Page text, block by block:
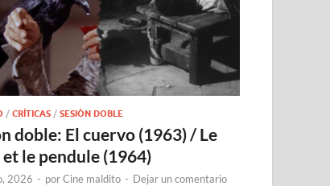
/CRÍTICAS /SESIÓN DOBLE
doble: El cuervo (1963) / Le
le pendule (1964)
2026 - porCine maldito - Dejar un comentario